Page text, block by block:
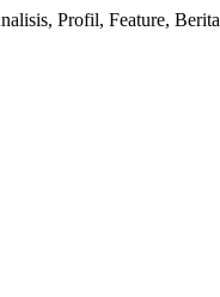
Profil, Feature,